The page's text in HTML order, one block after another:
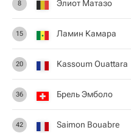
8 Элиот Матазо
15 Ламин Камара
20 Kassoum Ouattara
36 Брель Эмболо
42 Saimon Bouabre